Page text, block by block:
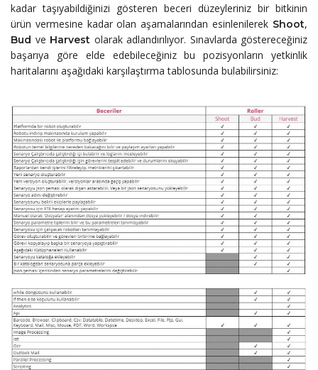
kadar taşıyabildiğinizi gösteren beceri düzeyleriniz bir bitkinin
ürün vermesine kadar olan aşamalarından esinlenilerek Shoot,
Bud ve Harvest olarak adlandırılıyor. Sınavlarda göstereceğiniz
başarıya göre elde edebileceğiniz bu pozisyonların yetkinlik
haritalarını aşağıdaki karşılaştırma tablosunda bulabilirsiniz: